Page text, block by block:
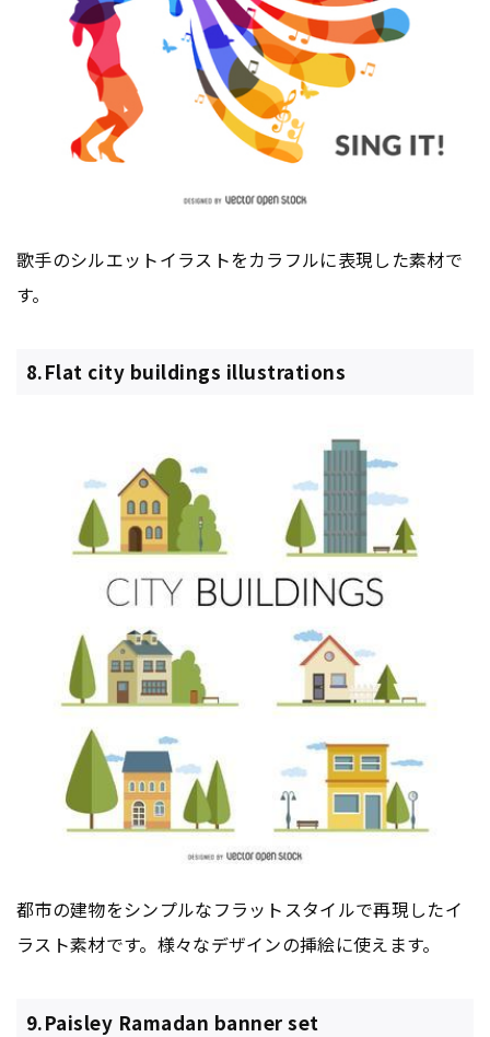
歌手のシルエットイラストをカラフルに表現した素材で
す。
8.Flat city buildings illustrations
都市の建物をシンプルなフラットスタイルで再現したイ
ラスト素材です。様々なデザインの挿絵に使えます。
9.Paisley Ramadan banner set